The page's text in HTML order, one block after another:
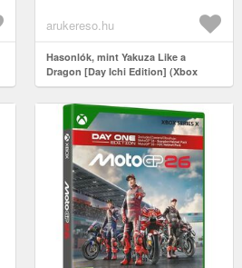
magára ...
arukereso.hu
Hasonlók, mint Yakuza Like a
Dragon [Day Ichi Edition] (Xbox
One)